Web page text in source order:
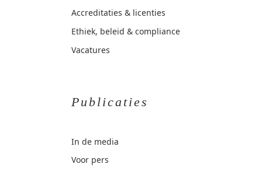
Accreditaties & licenties
Ethiek, beleid & compliance
Vacatures
Publicaties
In de media
Voor pers